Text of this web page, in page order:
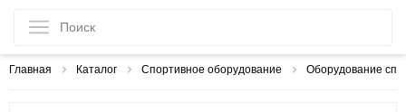
Главная Каталог Спортивное оборудование Оборудование